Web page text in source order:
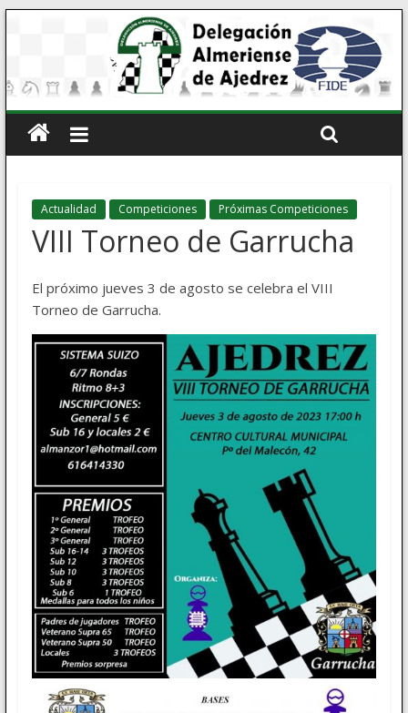
Actualidad Competiciones Próximas Competiciones
VIII Torneo de Garrucha
El próximo jueves 3 de agosto se celebra el VIII
Torneo de Garrucha.